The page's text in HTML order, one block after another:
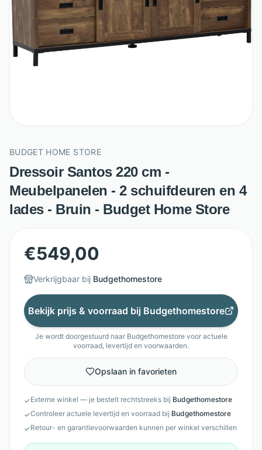
BUDGET HOME STORE
Dressoir Santos 220 cm -
Meubelpanelen - 2 schuifdeuren en 4
lades - Bruin - Budget Home Store
€549,00
Verkrijgbaar bij Budgethomestore
Bekijk prijs & voorraad bij Budgethomestore
Je wordt doorgestuurd naar Budgethomestorevoor actuele
voorraad, levertijd en voorwaarden.
Opslaan in favorieten
✓Externe winkel — je bestelt rechtstreeks bij Budgethomestore
✓Controleer actuele levertijd en voorraad bij Budgethomestore
✓Retour- en garantievoorwaarden kunnen per winkel verschillen